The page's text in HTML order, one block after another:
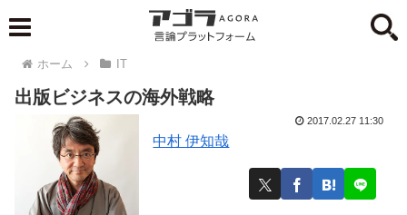
ホーム IT
出版ビジネスの海外戦略
中村 伊知哉
2017.02.27 11:30